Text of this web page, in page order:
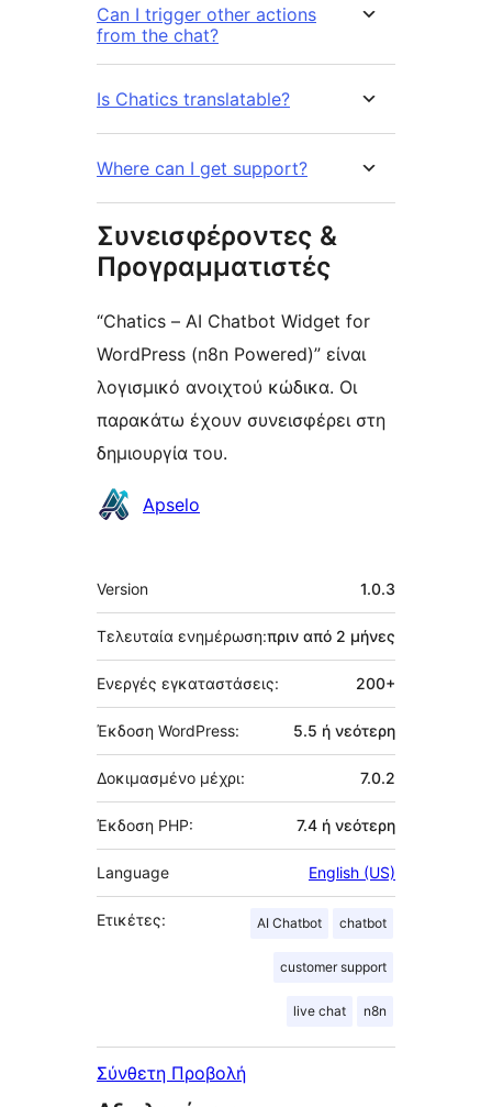
Can I trigger other actions
from the chat?
Is Chatics translatable?
Where can I get support?
Συνεισφέροντες &
Προγραμματιστές
“Chatics – AI Chatbot Widget for
WordPress (n8n Powered)” είναι
λογισμικό ανοιχτού κώδικα. Οι
παρακάτω έχουν συνεισφέρει στη
δημιουργία του.
Συντελεστές
Apselo
Μεταστοιχεία
Version 1.0.3
Τελευταία ενημέρωση:πριν από 2 μήνες
Ενεργές εγκαταστάσεις: 200+
Έκδοση WordPress: 5.5 ή νεότερη
Δοκιμασμένο μέχρι: 7.0.2
Έκδοση PHP: 7.4 ή νεότερη
Language English (US)
Ετικέτες: AI Chatbot chatbot
customer support
live chat n8n
Σύνθετη Προβολή